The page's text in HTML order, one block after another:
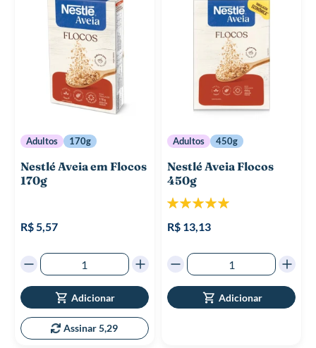
Adultos 170g
Nestlé Aveia em Flocos
170g
R$ 5,57
Adicionar
Assinar 5,29
Adultos 450g
Nestlé Aveia Flocos
450g
Classificação:
R$ 13,13
Adicionar